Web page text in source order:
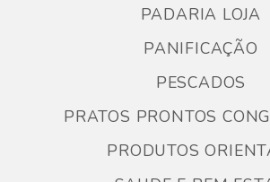
PADARIA LOJA
PANIFICAÇÃO
PESCADOS
PRATOS PRONTOS
PRODUTOS